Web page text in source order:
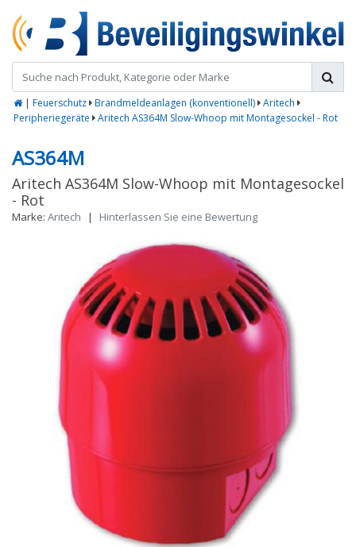
| Feuerschutz Brandmeldeanlagen (konventionell) Aritech
Peripheriegeräte
Aritech AS364M Slow-Whoop mit Montagesockel - Rot
AS364M
Aritech AS364M Slow-Whoop mit Montagesockel
- Rot
Marke: Aritech | Hinterlassen Sie eine Bewertung